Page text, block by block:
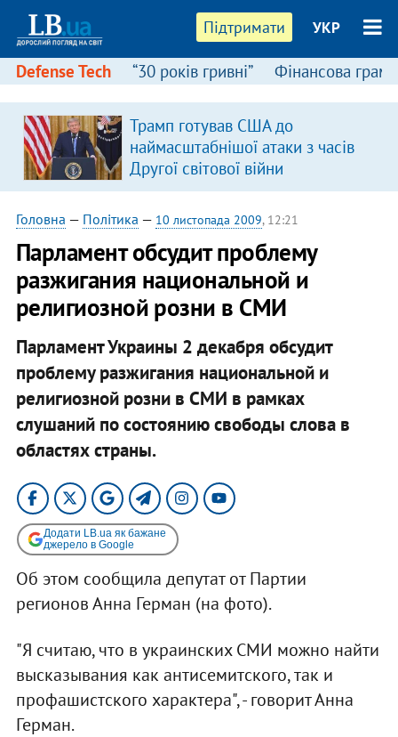
Підтримати УКР
Defense Tech “30 років гривні” Фінансова
Трамп готував США до
наймасштабнішої атаки з часів
Другої світової війни
Головна — Політика — 10 листопада 2009, 12:21
Парламент обсудит проблему
разжигания национальной и
религиозной розни в СМИ
Парламент Украины 2 декабря обсудит
проблему разжигания национальной и
религиозной розни в СМИ в рамках
слушаний по состоянию свободы слова в
областях страны.
Додати LB.ua як бажане
джерело в Google
Об этом сообщила депутат от Партии
регионов Анна Герман (на фото).
"Я считаю, что в украинских СМИ можно найти
высказывания как антисемитского, так и
профашистского характера", - говорит Анна
Герман.